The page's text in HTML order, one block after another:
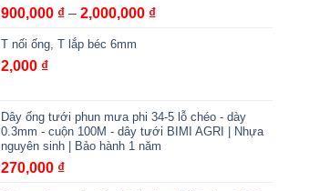
6,000 ₫
900,000 ₫ – 2,000,000 ₫Khoảng
2,000,000 ₫
T nối ống, T lắp béc 6mm
2,000 ₫
Dây ống tưới phun mưa phi 34-5 lỗ chéo - dày
0.3mm - cuộn 100M - dây tưới BIMI AGRI | Nhựa
nguyên sinh | Bảo hành 1 năm
270,000 ₫